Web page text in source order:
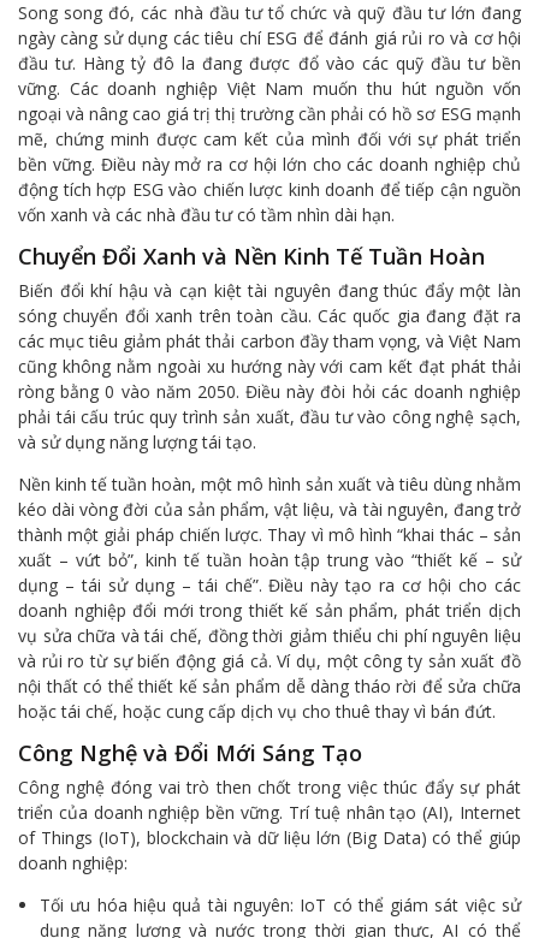
Song song đó, các nhà đầu tư tổ chức và quỹ đầu tư lớn đang
ngày càng sử dụng các tiêu chí ESG để đánh giá rủi ro và cơ hội
đầu tư. Hàng tỷ đô la đang được đổ vào các quỹ đầu tư bền
vững. Các doanh nghiệp Việt Nam muốn thu hút nguồn vốn
ngoại và nâng cao giá trị thị trường cần phải có hồ sơ ESG mạnh
mẽ, chứng minh được cam kết của mình đối với sự phát triển
bền vững. Điều này mở ra cơ hội lớn cho các doanh nghiệp chủ
động tích hợp ESG vào chiến lược kinh doanh để tiếp cận nguồn
vốn xanh và các nhà đầu tư có tầm nhìn dài hạn.
Chuyển Đổi Xanh và Nền Kinh Tế Tuần Hoàn
Biến đổi khí hậu và cạn kiệt tài nguyên đang thúc đẩy một làn
sóng chuyển đổi xanh trên toàn cầu. Các quốc gia đang đặt ra
các mục tiêu giảm phát thải carbon đầy tham vọng, và Việt Nam
cũng không nằm ngoài xu hướng này với cam kết đạt phát thải
ròng bằng 0 vào năm 2050. Điều này đòi hỏi các doanh nghiệp
phải tái cấu trúc quy trình sản xuất, đầu tư vào công nghệ sạch,
và sử dụng năng lượng tái tạo.
Nền kinh tế tuần hoàn, một mô hình sản xuất và tiêu dùng nhằm
kéo dài vòng đời của sản phẩm, vật liệu, và tài nguyên, đang trở
thành một giải pháp chiến lược. Thay vì mô hình “khai thác – sản
xuất – vứt bỏ”, kinh tế tuần hoàn tập trung vào “thiết kế – sử
dụng – tái sử dụng – tái chế”. Điều này tạo ra cơ hội cho các
doanh nghiệp đổi mới trong thiết kế sản phẩm, phát triển dịch
vụ sửa chữa và tái chế, đồng thời giảm thiểu chi phí nguyên liệu
và rủi ro từ sự biến động giá cả. Ví dụ, một công ty sản xuất đồ
nội thất có thể thiết kế sản phẩm dễ dàng tháo rời để sửa chữa
hoặc tái chế, hoặc cung cấp dịch vụ cho thuê thay vì bán đứt.
Công Nghệ và Đổi Mới Sáng Tạo
Công nghệ đóng vai trò then chốt trong việc thúc đẩy sự phát
triển của doanh nghiệp bền vững. Trí tuệ nhân tạo (AI), Internet
of Things (IoT), blockchain và dữ liệu lớn (Big Data) có thể giúp
doanh nghiệp:
Tối ưu hóa hiệu quả tài nguyên: IoT có thể giám sát việc sử
dụng năng lượng và nước trong thời gian thực, AI có thể